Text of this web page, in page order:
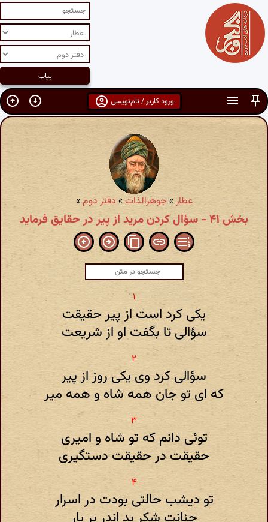
ورود کاربر / نام‌نویسی
عطار» جوهرالذات» دفتر دوم»
بخش ۴۱ - سؤال کردن مرید از پیر در حقایق فرماید
یکی کرد است از پیر حقیقت
سؤالی تا بگفت او از شریعت
سؤالی کرد وی یکی روز از پیر
که ای تو جان همه شاه و همه میر
توئی دانم که تو شاه و امیری
حقیقت در حقیقت دستگیری
تو دیشب حالتی بودت در اسرار